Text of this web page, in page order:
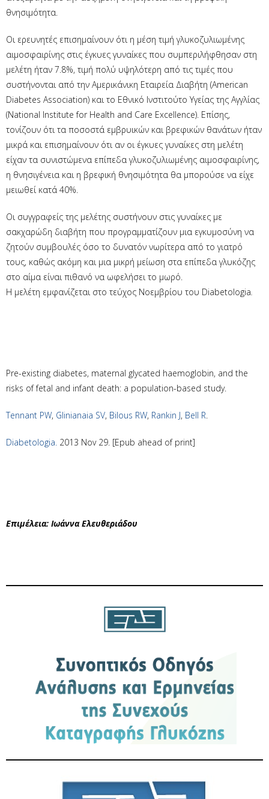
θνησιμότητα.
Οι ερευνητές επισημαίνουν ότι η μέση τιμή γλυκοζυλιωμένης
αιμοσφαιρίνης στις έγκυες γυναίκες που συμπεριλήφθησαν στη
μελέτη ήταν 7.8%, τιμή πολύ υψηλότερη από τις τιμές που
συστήνονται από την Αμερικάνικη Εταιρεία Διαβήτη (American
Diabetes Association) και το Εθνικό Ινστιτούτο Υγείας της Αγγλίας
(National Institute for Health and Care Excellence). Επίσης,
τονίζουν ότι τα ποσοστά εμβρυικών και βρεφικών θανάτων ήταν
μικρά και επισημαίνουν ότι αν οι έγκυες γυναίκες στη μελέτη
είχαν τα συνιστώμενα επίπεδα γλυκοζυλιωμένης αιμοσφαιρίνης,
η θνησιγένεια και η βρεφική θνησιμότητα θα μπορούσε να είχε
μειωθεί κατά 40%.
Οι συγγραφείς της μελέτης συστήνουν στις γυναίκες με
σακχαρώδη διαβήτη που προγραμματίζουν μια εγκυμοσύνη να
ζητούν συμβουλές όσο το δυνατόν νωρίτερα από το γιατρό
τους, καθώς ακόμη και μια μικρή μείωση στα επίπεδα γλυκόζης
στο αίμα είναι πιθανό να ωφελήσει το μωρό.
Η μελέτη εμφανίζεται στο τεύχος Νοεμβρίου του Diabetologia
Pre-existing diabetes, maternal glycated haemoglobin, and the
risks of fetal and infant death: a population-based study.
Tennant PW, Glinianaia SV, Bilous RW, Rankin J, Bell R
Diabetologia. 2013 Nov 29. [Epub ahead of print]
Επιμέλεια: Ιωάννα Ελευθεριάδου